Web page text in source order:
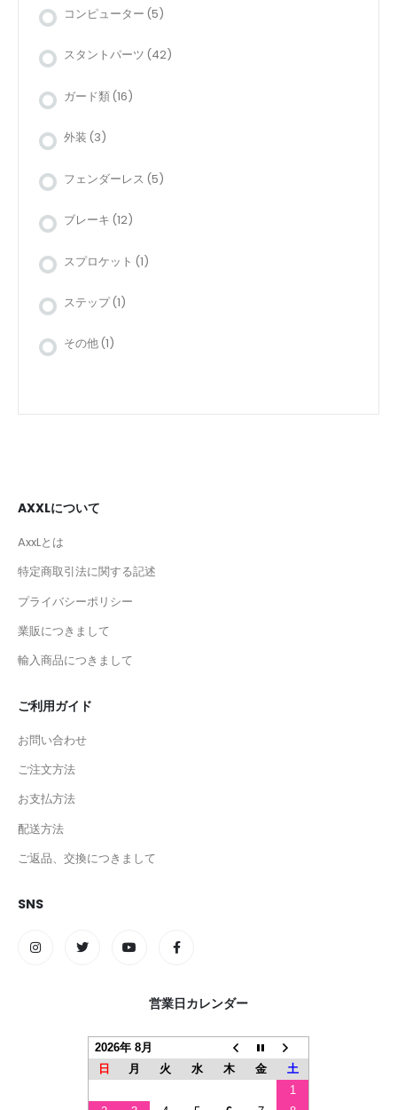
コンピューター (5)
スタントパーツ (42)
ガード類 (16)
外装 (3)
フェンダーレス (5)
ブレーキ (12)
スプロケット (1)
ステップ (1)
その他 (1)
AXXLについて
AxxLとは
特定商取引法に関する記述
プライバシーポリシー
業販につきまして
輸入商品につきまして
ご利用ガイド
お問い合わせ
ご注文方法
お支払方法
配送方法
ご返品、交換につきまして
SNS
営業日カレンダー
2026年 8月
日
月 火 水 木 金
土
1